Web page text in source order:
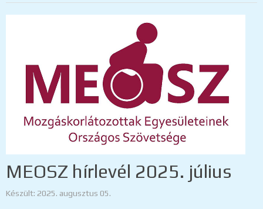
MEOSZ hírlevél 2025. július
Készült: 2025. augusztus 05.